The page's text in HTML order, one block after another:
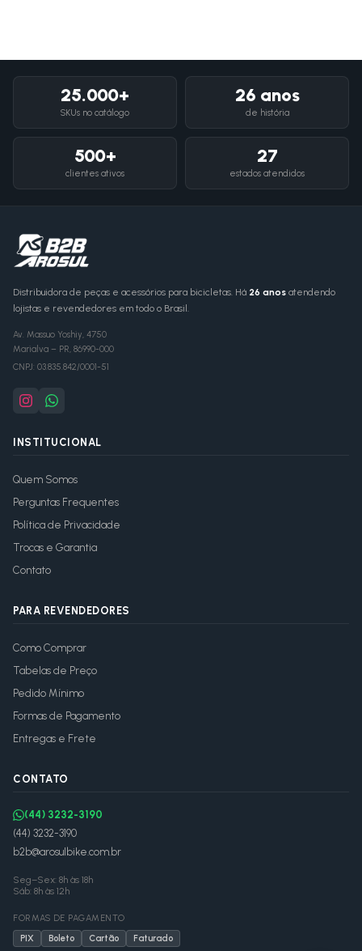
25.000+
SKUs no catálogo
26 anos
de história
500+
clientes ativos
27
estados atendidos
Distribuidora de peças e acessórios para bicicletas. Há 26 anos atendendo
lojistas e revendedores em todo o Brasil.
Av. Massuo Yoshiy, 4750
Marialva – PR, 86990-000
CNPJ: 03.835.842/0001-51
INSTITUCIONAL
Quem Somos
Perguntas Frequentes
Política de Privacidade
Trocas e Garantia
Contato
PARA REVENDEDORES
Como Comprar
Tabelas de Preço
Pedido Mínimo
Formas de Pagamento
Entregas e Frete
CONTATO
(44) 3232-3190
(44) 3232-3190
b2b@arosulbike.com.br
Seg–Sex: 8h às 18h
Sáb: 8h às 12h
FORMAS DE PAGAMENTO
PIX
Boleto Cartão Faturado